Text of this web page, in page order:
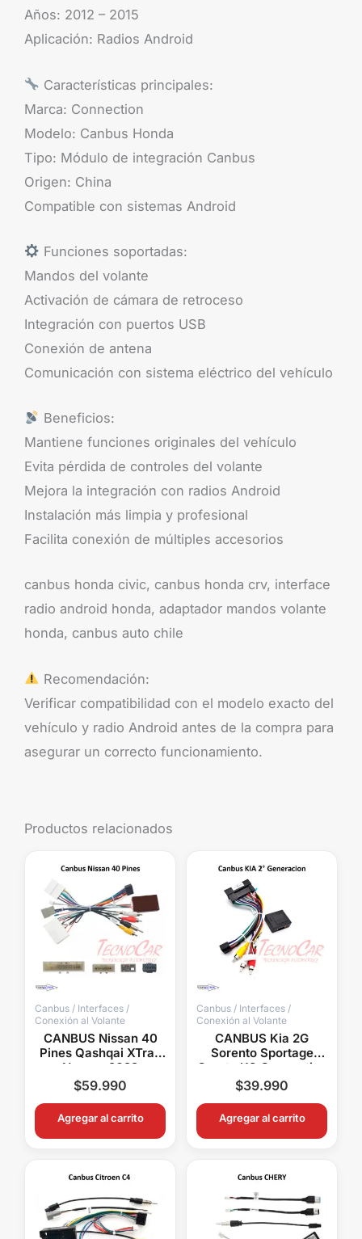
Años: 2012 – 2015
Aplicación: Radios Android
Características principales:
Marca: Connection
Modelo: Canbus Honda
Tipo: Módulo de integración Canbus
Origen: China
Compatible con sistemas Android
Funciones soportadas:
Mandos del volante
Activación de cámara de retroceso
Integración con puertos USB
Conexión de antena
Comunicación con sistema eléctrico del vehículo
Beneficios:
Mantiene funciones originales del vehículo
Evita pérdida de controles del volante
Mejora la integración con radios Android
Instalación más limpia y profesional
Facilita conexión de múltiples accesorios
canbus honda civic, canbus honda crv, interface
radio android honda, adaptador mandos volante
honda, canbus auto chile
Recomendación:
Verificar compatibilidad con el modelo exacto del
vehículo y radio Android antes de la compra para
asegurar un correcto funcionamiento.
Productos relacionados
Canbus / Interfaces /
Conexión al Volante
CANBUS Nissan 40
Pines Qashqai XTrail
Navara 2022
Connection Radios
Android
$59.990
Agregar al carrito
Canbus / Interfaces /
Conexión al Volante
CANBUS Kia 2G
Sorento Sportage
Cerato K3 Connection
Radios Android
Volante Cámara
$39.990
Agregar al carrito